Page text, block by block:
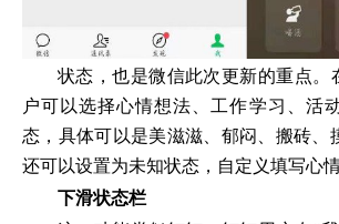
状态，也是微信此次更新的重点。
户可以选择心情想法、工作学习、活
态，具体可以是美滋滋、郁闷、搬砖、
还可以设置为未知状态，自定义填写心情
下滑状态栏